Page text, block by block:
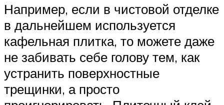
Например, если в чистовой отделке
в дальнейшем используется
кафельная плитка, то можете даже
не забивать себе голову тем, как
устранить поверхностные
трещинки, а просто